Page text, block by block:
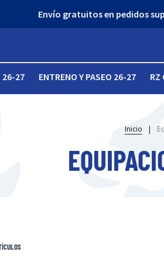
Envío gratuitos en pedidos
26-27 ENTRENO Y PASEO 26-27 RZ
Inicio |